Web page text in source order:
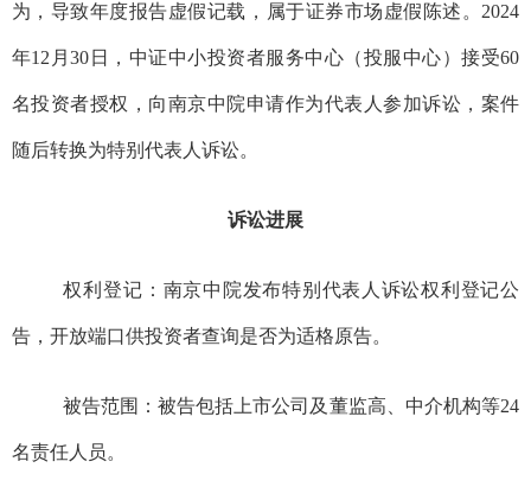
为，导致年度报告虚假记载，属于证券市场虚假陈述。2024
年12月30日，中证中小投资者服务中心（投服中心）接受60
名投资者授权，向南京中院申请作为代表人参加诉讼，案件
随后转换为特别代表人诉讼。‌
诉讼进展
‌权利登记‌：南京中院发布特别代表人诉讼权利登记公
告，开放端口供投资者查询是否为适格原告。‌
‌被告范围‌：被告包括上市公司及董监高、中介机构等24
名责任人员。‌